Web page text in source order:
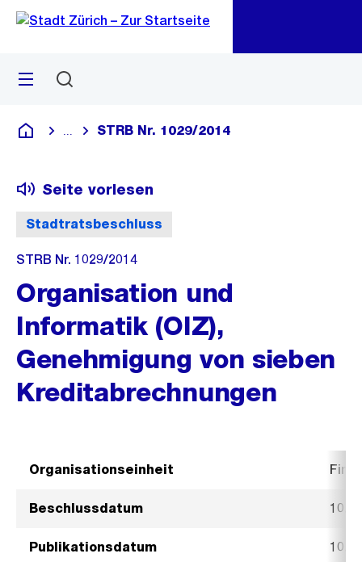
Navigation
Sprunglink
Menü
Deutsch
Blende alle Breadcrumbs ein
STRB Nr. 1029/2014
Stadtratsbeschluss
Seite vorlesen
STRB Nr. 1029/2014
Organisation und
Informatik (OIZ),
Genehmigung von sieben
Kreditabrechnungen
Organisationseinheit
Beschlussdatum 10.
Publikationsdatum 10.